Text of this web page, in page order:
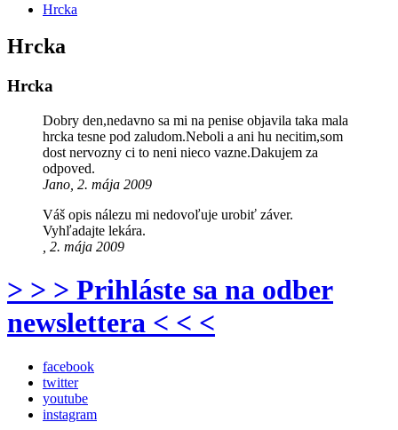
Hrcka
Hrcka
Hrcka
Dobry den,nedavno sa mi na penise objavila taka mala
hrcka tesne pod zaludom.Neboli a ani hu necitim,som
dost nervozny ci to neni nieco vazne.Dakujem za
odpoved.
Jano, 2. mája 2009
Váš opis nálezu mi nedovoľuje urobiť záver.
Vyhľadajte lekára.
, 2. mája 2009
> > > Prihláste sa na odber
newslettera < < <
facebook
twitter
youtube
instagram